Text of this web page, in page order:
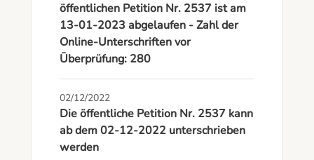
öffentlichen Petition Nr. 2537 ist am
13-01-2023 abgelaufen - Zahl der
Online-Unterschriften vor
Überprüfung: 280
02/12/2022
Die öffentliche Petition Nr. 2537 kann
ab dem 02-12-2022 unterschrieben
werden